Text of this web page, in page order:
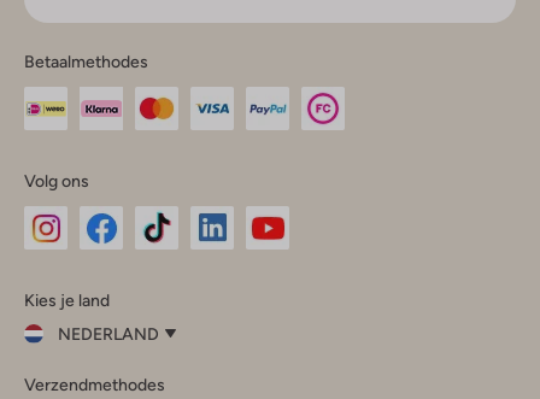
Betaalmethodes
Volg ons
InstagramFacebook
Kies je land
NEDERLAND
je
Verzendmethodes